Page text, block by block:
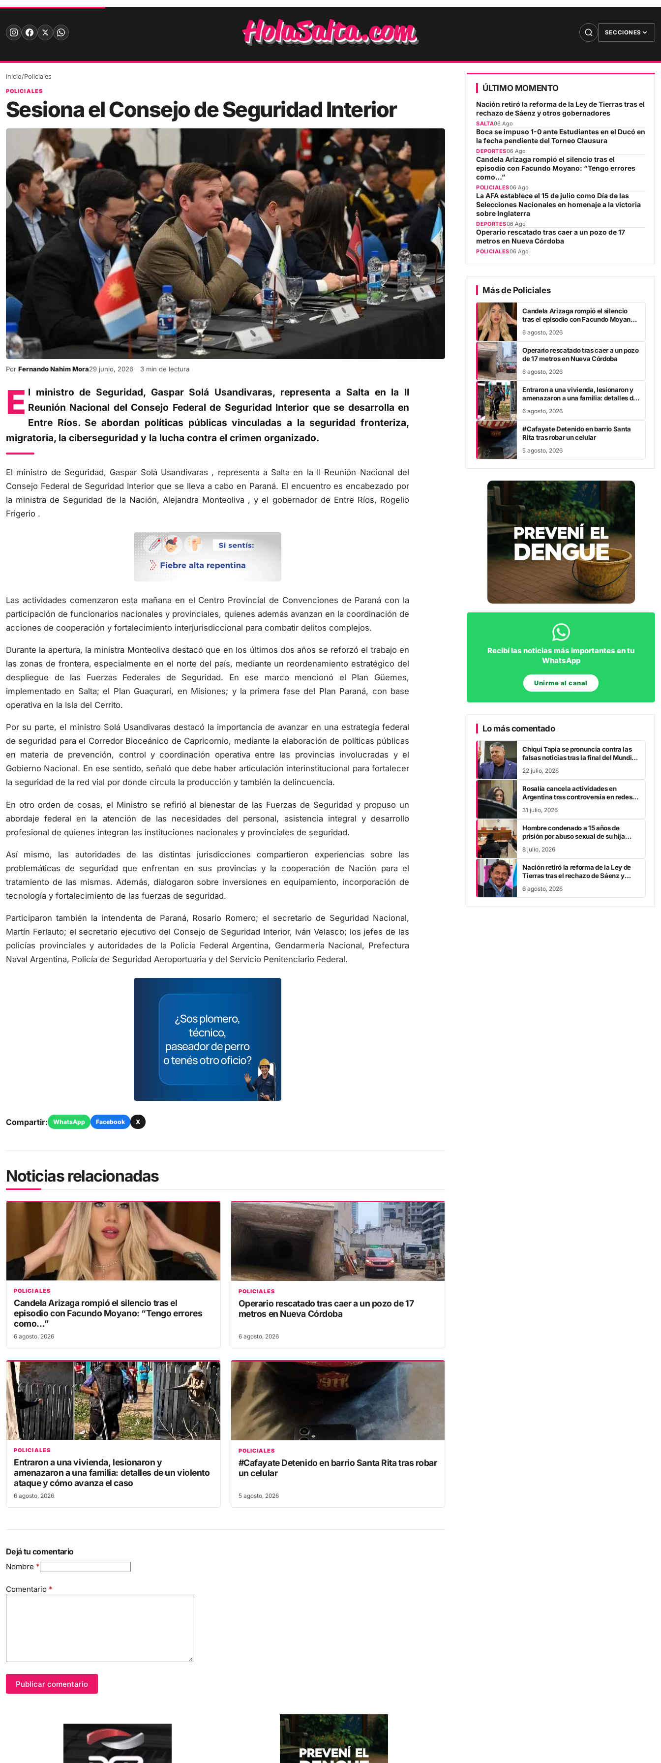
Skip
content
SECCIONES
Inicio /Policiales
Sesiona el Consejo de Seguridad Interior
Por Fernando Nahim Mora 29 junio, 2026 3 min de lectura
E l ministro de Seguridad, Gaspar Solá Usandivaras, representa a Salta en la II
Reunión Nacional del Consejo Federal de Seguridad Interior que se desarrolla en
Entre Ríos. Se abordan políticas públicas vinculadas a la seguridad fronteriza,
migratoria, la ciberseguridad y la lucha contra el crimen organizado.
El ministro de Seguridad, Gaspar Solá Usandivaras , representa a Salta en la II Reunión Nacional del
Consejo Federal de Seguridad Interior que se lleva a cabo en Paraná. El encuentro es encabezado por
la ministra de Seguridad de la Nación, Alejandra Monteoliva , y el gobernador de Entre Ríos, Rogelio
Frigerio .
Las actividades comenzaron esta mañana en el Centro Provincial de Convenciones de Paraná con la
participación de funcionarios nacionales y provinciales, quienes además avanzan en la coordinación de
acciones de cooperación y fortalecimiento interjurisdiccional para combatir delitos complejos.
Durante la apertura, la ministra Monteoliva destacó que en los últimos dos años se reforzó el trabajo en
las zonas de frontera, especialmente en el norte del país, mediante un reordenamiento estratégico del
despliegue de las Fuerzas Federales de Seguridad. En ese marco mencionó el Plan Güemes,
implementado en Salta; el Plan Guaçurarí, en Misiones; y la primera fase del Plan Paraná, con base
operativa en la Isla del Cerrito.
Por su parte, el ministro Solá Usandivaras destacó la importancia de avanzar en una estrategia federal
de seguridad para el Corredor Bioceánico de Capricornio, mediante la elaboración de políticas públicas
en materia de prevención, control y coordinación operativa entre las provincias involucradas y el
Gobierno Nacional. En ese sentido, señaló que debe haber articulación interinstitucional para fortalecer
la seguridad de la red vial por donde circula la producción y también la delincuencia.
En otro orden de cosas, el Ministro se refirió al bienestar de las Fuerzas de Seguridad y propuso un
abordaje federal en la atención de las necesidades del personal, asistencia integral y desarrollo
profesional de quienes integran las instituciones nacionales y provinciales de seguridad.
Así mismo, las autoridades de las distintas jurisdicciones compartieron experiencias sobre las
problemáticas de seguridad que enfrentan en sus provincias y la cooperación de Nación para el
tratamiento de las mismas. Además, dialogaron sobre inversiones en equipamiento, incorporación de
tecnología y fortalecimiento de las fuerzas de seguridad.
Participaron también la intendenta de Paraná, Rosario Romero; el secretario de Seguridad Nacional,
Martín Ferlauto; el secretario ejecutivo del Consejo de Seguridad Interior, Iván Velasco; los jefes de las
policías provinciales y autoridades de la Policía Federal Argentina, Gendarmería Nacional, Prefectura
Naval Argentina, Policía de Seguridad Aeroportuaria y del Servicio Penitenciario Federal.
Compartir: WhatsApp Facebook X
Noticias relacionadas
Candela Arizaga rompió el silencio tras el
episodio con Facundo Moyano: “Tengo errores
como…”
6 agosto, 2026
Operario rescatado tras caer a un pozo de 17
metros en Nueva Córdoba
6 agosto, 2026
Entraron a una vivienda, lesionaron y
amenazaron a una familia: detalles de un violento
ataque y cómo avanza el caso
6 agosto, 2026
#Cafayate Detenido en barrio Santa Rita tras robar
un celular
5 agosto, 2026
Dejá tu comentario
Nombre *
Comentario *
Publicar comentario
ÚLTIMO MOMENTO
Nación retiró la reforma de la Ley de Tierras tras el
rechazo de Sáenz y otros gobernadores
Boca se impuso 1-0 ante Estudiantes en el Ducó en
la fecha pendiente del Torneo Clausura
Candela Arizaga rompió el silencio tras el
episodio con Facundo Moyano: “Tengo errores
como…”
La AFA establece el 15 de julio como Día de las
Selecciones Nacionales en homenaje a la victoria
sobre Inglaterra
Operario rescatado tras caer a un pozo de 17
metros en Nueva Córdoba
Más de Policiales
Candela Arizaga rompió el silencio
tras el episodio con Facundo Moyano:
“Tengo errores como…”
6 agosto, 2026
Operario rescatado tras caer a un pozo
de 17 metros en Nueva Córdoba
6 agosto, 2026
Entraron a una vivienda, lesionaron y
amenazaron a una familia: detalles de
un violento ataque y cómo avanza el
caso
6 agosto, 2026
#Cafayate Detenido en barrio Santa
Rita tras robar un celular
5 agosto, 2026
Recibí las noticias más importantes en tu
WhatsApp
Unirme al canal
Lo más comentado
Chiqui Tapia se pronuncia contra las
falsas noticias tras la final del Mundial
2026
22 julio, 2026
Rosalía cancela actividades en
Argentina tras controversia en redes
sociales
31 julio, 2026
Hombre condenado a 15 años de
prisión por abuso sexual de su hija
durante la pandemia
8 julio, 2026
Nación retiró la reforma de la Ley de
Tierras tras el rechazo de Sáenz y
otros gobernadores
6 agosto, 2026